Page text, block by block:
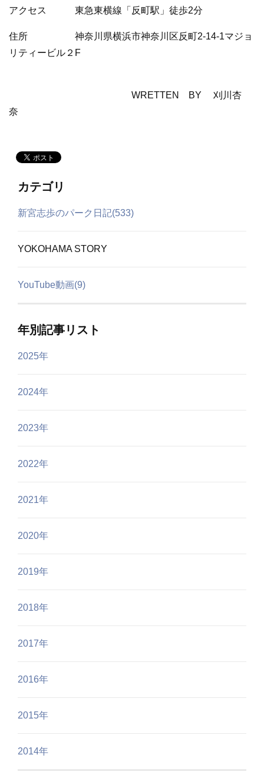
アクセス 東急東横線「反町駅」徒歩2分
住所 神奈川県横浜市神奈川区反町2-14-1マジョ
リティービル２F
WRETTEN BY 刈川杏
奈
カテゴリ
新宮志歩のパーク日記(533)
YOKOHAMA STORY
YouTube動画(9)
年別記事リスト
2025年
2024年
2023年
2022年
2021年
2020年
2019年
2018年
2017年
2016年
2015年
2014年